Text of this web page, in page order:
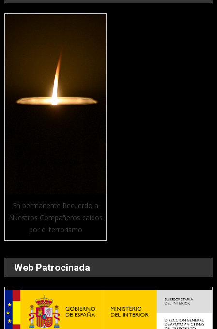
En permanente Recuerdo a
Nuestros Compañeros caídos
por el terrorismo
Web Patrocinada